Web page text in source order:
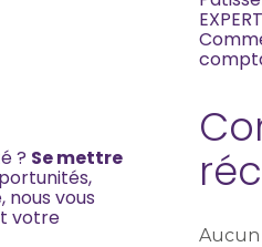
? Se mettre
nous vous
votre
Aucun